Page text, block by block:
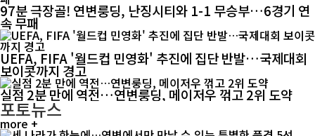
97분 극장골! 연변룽딩, 난징시티와 1-1 무승부…6경기 연
속 무패
UEFA, FIFA '월드컵 민영화' 추진에 집단 반발…국제대회
보이콧까지 경고
실점 2분 만에 역전…연변룽딩, 메이저우 꺾고 2위 도약
포토뉴스
more +